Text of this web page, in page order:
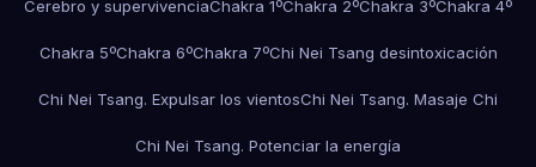
Cerebro y supervivenciaChakra 1ºChakra 2ºChakra 3ºChakra 4º
Chakra 5ºChakra 6ºChakra 7ºChi Nei Tsang desintoxicación
Chi Nei Tsang. Expulsar los vientosChi Nei Tsang. Masaje Chi
Chi Nei Tsang. Potenciar la energía